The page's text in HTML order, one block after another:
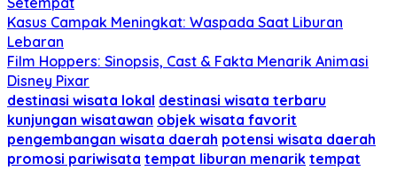
Kasus Campak Meningkat: Waspada Saat Liburan
Lebaran
Film Hoppers: Sinopsis, Cast & Fakta Menarik Animasi
Disney Pixar
destinasi wisata lokal destinasi wisata terbaru
kunjungan wisatawan objek wisata favorit
pengembangan wisata daerah potensi wisata daerah
promosi pariwisata tempat liburan menarik tempat